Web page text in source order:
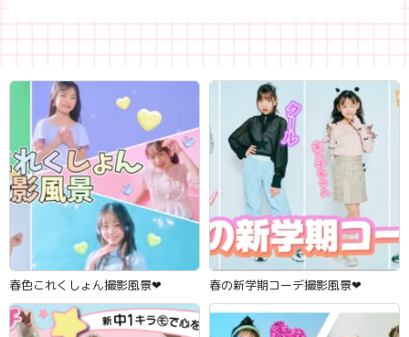
春色これくしょん撮影風景‪‪❤︎‬ 春の新学期コーデ撮影風景‪‪❤︎‬